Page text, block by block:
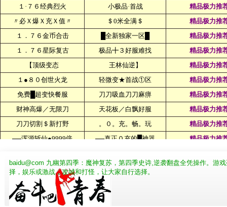
baidu@com 九幽第四季：魔神复苏，第四季史诗,逆袭翻盘全凭操作。游
择，娱乐或激战，攻城和打怪，让大家自行选择。